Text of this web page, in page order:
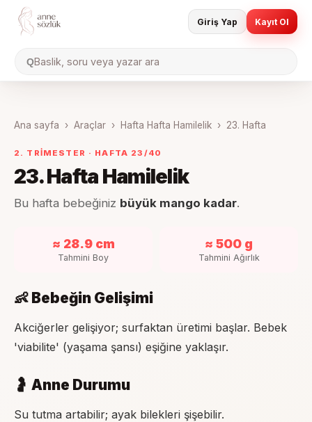
QBaslik, soru veya yazar ara
Giriş Yap Kayıt Ol
Ana sayfa › Araçlar › Hafta Hafta Hamilelik › 23. Hafta
2. TRIMESTER · HAFTA 23 /40
23. Hafta Hamilelik
Bu hafta bebeğiniz büyük mango kadar.
≈ 28.9 cm
Tahmini Boy
≈ 500 g
Tahmini Ağırlık
👶 Bebeğin Gelişimi
Akciğerler gelişiyor; surfaktan üretimi başlar. Bebek
'viabilite' (yaşama şansı) eşiğine yaklaşır.
🤰 Anne Durumu
Su tutma artabilir; ayak bilekleri şişebilir.